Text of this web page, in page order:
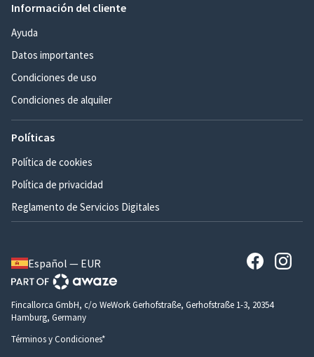
Información del cliente
Ayuda
Datos importantes
Condiciones de uso
Condiciones de alquiler
Políticas
Política de cookies
Política de privacidad
Reglamento de Servicios Digitales
Español — EUR
Fincallorca GmbH, c/o WeWork Gerhofstraße, Gerhofstraße 1-3, 20354
Hamburg, Germany
Términos y Condiciones*